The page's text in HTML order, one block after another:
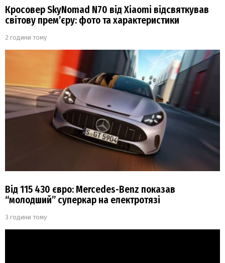
Кросовер SkyNomad N70 від Xiaomi відсвяткував
світову прем’єру: фото та характеристики
2 години тому
Від 115 430 євро: Mercedes-Benz показав
“молодший” суперкар на електротязі
3 години тому